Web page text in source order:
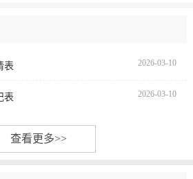
表 2026-03-10
表 2026-03-10
查看更多>>